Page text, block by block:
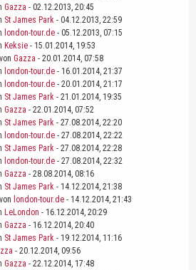
Gazza - 02.12.2013, 20:45
St James Park - 04.12.2013, 22:59
london-tour.de - 05.12.2013, 07:15
Keksie - 15.01.2014, 19:53
Gazza - 20.01.2014, 07:58
london-tour.de - 16.01.2014, 21:37
london-tour.de - 20.01.2014, 21:17
St James Park - 21.01.2014, 19:35
Gazza - 22.01.2014, 07:52
St James Park - 27.08.2014, 22:20
london-tour.de - 27.08.2014, 22:22
St James Park - 27.08.2014, 22:28
london-tour.de - 27.08.2014, 22:32
Gazza - 28.08.2014, 08:16
St James Park - 14.12.2014, 21:38
london-tour.de - 14.12.2014, 21:43
LeLondon - 16.12.2014, 20:29
Gazza - 16.12.2014, 20:40
St James Park - 19.12.2014, 11:16
- 20.12.2014, 09:56
Gazza - 22.12.2014, 17:48